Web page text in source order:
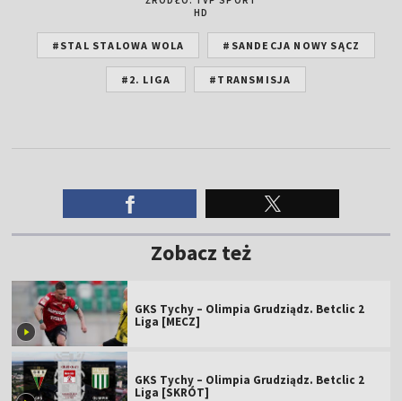
HD
#STAL STALOWA WOLA #SANDECJA NOWY SĄCZ
#2. LIGA #TRANSMISJA
Zobacz też
GKS Tychy – Olimpia Grudziądz. Betclic 2
Liga [MECZ]
GKS Tychy – Olimpia Grudziądz. Betclic 2
Liga [SKRÓT]